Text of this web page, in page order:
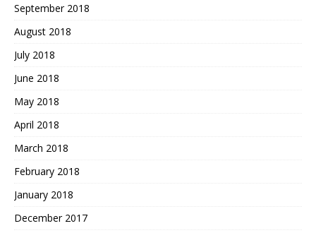
September 2018
August 2018
July 2018
June 2018
May 2018
April 2018
March 2018
February 2018
January 2018
December 2017